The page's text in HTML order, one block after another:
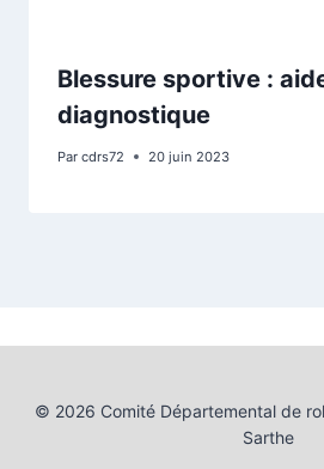
Blessure sportive :
diagnostique
Par cdrs72 20 juin 2023
© 2026 Comité Départemental de
Sarthe